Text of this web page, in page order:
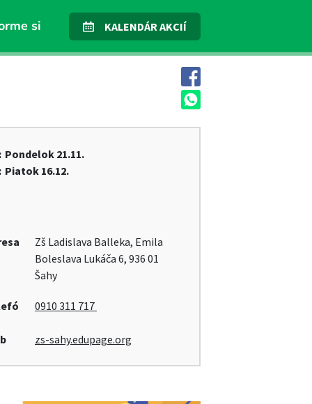
si KALENDÁR AKCIÍ
Pondelok21.11.
Piatok16.12.
Zš Ladislava Balleka, Emila
Boleslava Lukáča 6, 936 01
Šahy
0910 311 717
zs-sahy.edupage.org